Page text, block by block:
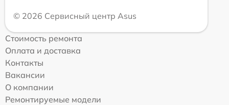
© 2026 Сервисный центр Asus
Стоимость ремонта
Оплата и доставка
Контакты
Вакансии
О компании
Ремонтируемые модели